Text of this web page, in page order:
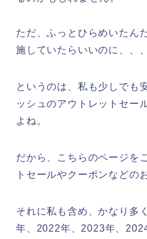
ただ、ふっとひらめいたん
施していたらいいのに、、
というのは、私も少しでも
ッシュのアウトレットセー
よね。
だから、こちらのページを
トセールやクーポンなどの
それに私も含め、かなり多
年、2022年、2023年、